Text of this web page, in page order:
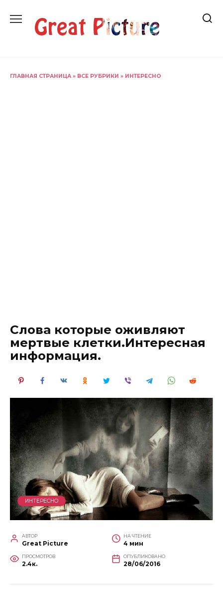
содержанию
ГЛАВНАЯ СТРАНИЦА » ВСЕ РУБРИКИ » ИНТЕРЕСНО
Слова которые оживляют
мертвые клетки.Интересная
информация.
ИНТЕРЕСНО
АВТОР
Great Picture
НА ЧТЕНИЕ
4 мин
ПРОСМОТРОВ
2.4к.
ОПУБЛИКОВАНО
28/06/2016